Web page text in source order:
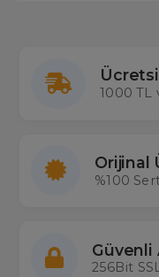
1000 TL
Orijinal
%100
Güvenli
256Bit